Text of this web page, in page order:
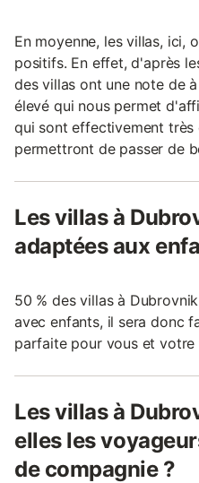
En moyenne, les villas, ici,
positifs. En effet, d'après
des villas ont une note de
élevé qui nous permet
qui sont effectivement
permettront de passer de
Les villas à
adaptées aux
50 % des villas à
avec enfants, il sera donc
parfaite pour vous et votre
Les villas à
elles les
de compagnie ?